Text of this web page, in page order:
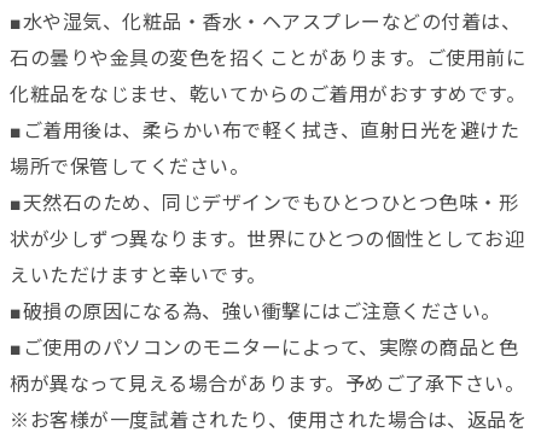
■水や湿気、化粧品・香水・ヘアスプレーなどの付着は、
石の曇りや金具の変色を招くことがあります。ご使用前に
化粧品をなじませ、乾いてからのご着用がおすすめです。
■ご着用後は、柔らかい布で軽く拭き、直射日光を避けた
場所で保管してください。
■天然石のため、同じデザインでもひとつひとつ色味・形
状が少しずつ異なります。世界にひとつの個性としてお迎
えいただけますと幸いです。
■破損の原因になる為、強い衝撃にはご注意ください。
■ご使用のパソコンのモニターによって、実際の商品と色
柄が異なって見える場合があります。予めご了承下さい。
※お客様が一度試着されたり、使用された場合は、返品を